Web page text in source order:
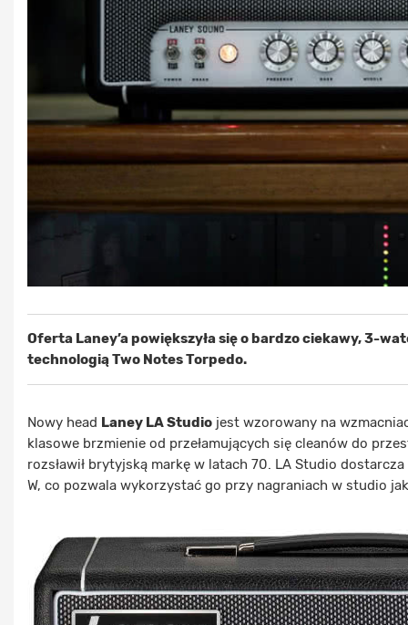
Oferta Laney’a powiększyła się o bardzo ciekawy, 3-
technologią Two Notes Torpedo.
Nowy head Laney LA Studio jest wzorowany na
klasowe brzmienie od przełamujących się cleanów do
rozsławił brytyjską markę w latach 70. LA Studio
W, co pozwala wykorzystać go przy nagraniach w studio